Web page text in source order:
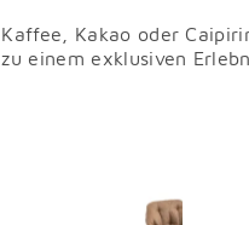
Kaffee, Kakao oder
zu einem exklusiven